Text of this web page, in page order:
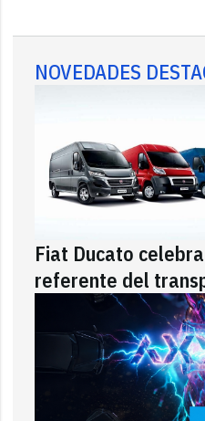
NOVEDADES
Fiat Ducato
referente del